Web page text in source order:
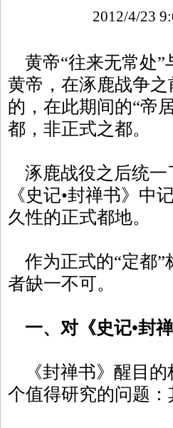
2012/4/23
黄帝“往来无常处”
黄帝，在涿鹿战争
的，在此期间的“帝
都，非正式之都。
涿鹿战役之后统一
《史记•封禅书》中
久性的正式都地。
作为正式的“定都”
者缺一不可。
一、对《史记•封
《封禅书》醒目的
个值得研究的问题